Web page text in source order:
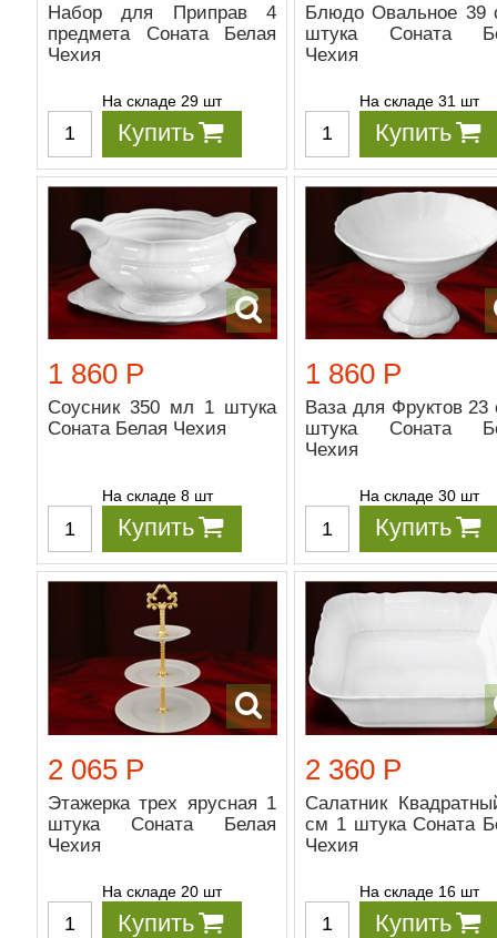
Набор для Приправ 4
предмета Соната Белая
Чехия
На складе 29 шт
Купить
Блюдо Овальное 39
штука Соната
Чехия
На складе 31 шт
Купить
1 860 Р
Соусник 350 мл 1 штука
Соната Белая Чехия
На складе 8 шт
Купить
1 860 Р
Ваза для Фруктов 23
штука Соната
Чехия
На складе 30 шт
Купить
2 065 Р
Этажерка трех ярусная 1
штука Соната Белая
Чехия
На складе 20 шт
Купить
2 360 Р
Салатник
см 1 штука Соната
Чехия
На складе 16 шт
Купить